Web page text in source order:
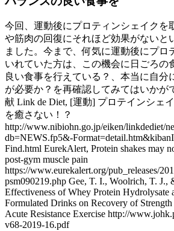
今回、運動後にプロティンシェイクを
や筋肉の回復にそれほど効果がないと
ました。今まで、何気に運動後にプロ
いれていた方は、この機会に日ごろの
良い食事を行えている？、本当に自分
が必要か？を再確認してみてはいかが
献 Link de Diet, [運動] プロテインシェ
を癒さない！？
http://www.nibiohn.go.jp/eiken/linkdediet/
db=NEWS.fp5&-
Find.html EurekAlert, Protein shakes may
post-gym muscle pain
https://www.eurekalert.org/pub_releases/
psm090219.php Gee, T. I., Woolrich, T. J.,
Effectiveness of Whey Protein Hydrolysate
Formulated Drinks on Recovery of
Acute Resistance Exercise http://
v68-2019-16.pdf